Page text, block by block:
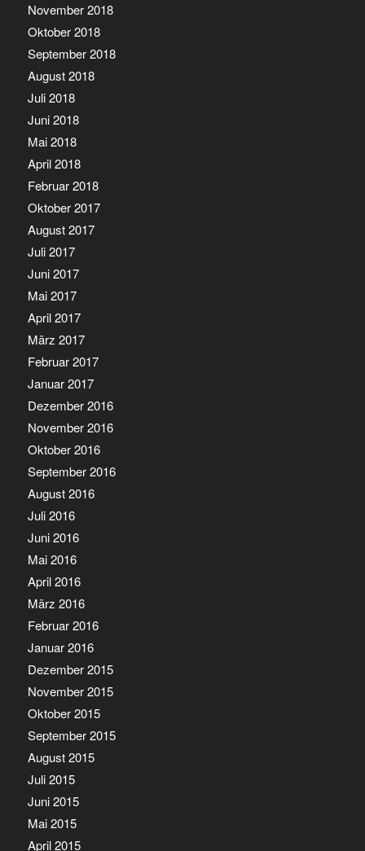
November 2018
Oktober 2018
September 2018
August 2018
Juli 2018
Juni 2018
Mai 2018
April 2018
Februar 2018
Oktober 2017
August 2017
Juli 2017
Juni 2017
Mai 2017
April 2017
März 2017
Februar 2017
Januar 2017
Dezember 2016
November 2016
Oktober 2016
September 2016
August 2016
Juli 2016
Juni 2016
Mai 2016
April 2016
März 2016
Februar 2016
Januar 2016
Dezember 2015
November 2015
Oktober 2015
September 2015
August 2015
Juli 2015
Juni 2015
Mai 2015
April 2015